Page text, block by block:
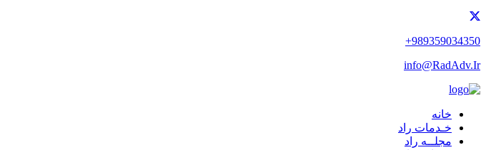
989359034350+
info@RadAdv.Ir
خانه
خـدمات راد
مجلــه راد